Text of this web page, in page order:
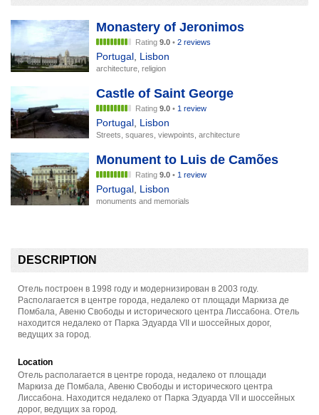
Monastery of Jeronimos
Rating 9.0 • 2 reviews
Portugal Lisbon
architecture, religion
Castle of Saint George
Rating 9.0 • 1 review
Portugal Lisbon
Streets, squares, viewpoints, architecture
Monument to Luis de Camões
Rating 9.0 • 1 review
Portugal, Lisbon
monuments and memorials
DESCRIPTION
Отель построен в 1998 году и модернизирован в 2003 году.
Располагается в центре города, недалеко от площади Маркиза де
Помбала, Авеню Свободы и исторического центра Лиссабона. Отель
находится недалеко от Парка Эдуарда VII и шоссейных дорог,
ведущих за город.
Location
Отель располагается в центре города, недалеко от площади
Маркиза де Помбала, Авеню Свободы и исторического центра
Лиссабона. Находится недалеко от Парка Эдуарда VII и шоссейных
дорог, ведущих за город.